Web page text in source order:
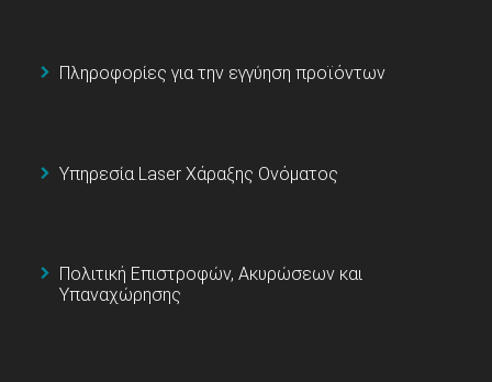
Πληροφορίες για την εγγύηση προϊόντων
Υπηρεσία Laser Χάραξης Ονόματος
Πολιτική Επιστροφών, Ακυρώσεων και
Υπαναχώρησης